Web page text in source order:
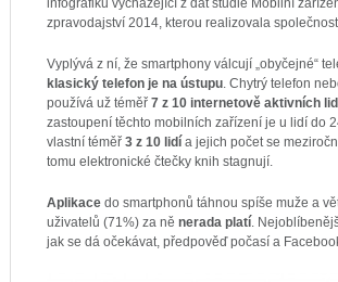
zpravodajství 2014, kterou realizovala
Vyplývá z ní, že smartphony válcují „obyčejné“
klasický telefon je na ústupu. Chytrý telefon
používá už téměř 7 z 10 internetově aktivních
zastoupení těchto mobilních zařízení je u lidí do
vlastní téměř 3 z 10 lidía jejich počet se
tomu elektronické čtečky knih stagnují.
Aplikacedo smartphonů táhnou spíše muže a
uživatelů (71%) za ně nerada platí.
jak se dá očekávat, předpověď počasí a